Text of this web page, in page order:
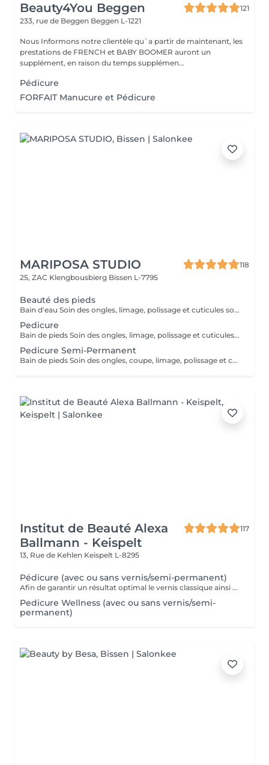
Beauty4You Beggen
121
233, rue de Beggen Beggen L-1221
Nous Informons notre clientèle qu`a partir de maintenant, les
prestations de FRENCH et BABY BOOMER auront un
supplément, en raison du temps supplémen...
Pédicure
FORFAIT Manucure et Pédicure
MARIPOSA STUDIO
118
25, ZAC Klengbousbierg Bissen L-7795
Beauté des pieds
Bain d'eau Soin des ongles, limage, polissage et cuticules soignées Élimination des peaux mortes (Sans Semi-Permanent)
Pedicure
Bain de pieds Soin des ongles, limage, polissage et cuticules soignées Élimination des peaux mortes Elimination des callosités et rugosités (Sans Semi-Permanent)
Pedicure Semi-Permanent
Bain de pieds Soin des ongles, coupe, limage, polissage et cuticules soignées Élimination des peaux mortes Finition semi-permanant
Institut de Beauté Alexa
Ballmann - Keispelt
117
13, Rue de Kehlen Keispelt L-8295
Pédicure (avec ou sans vernis/semi-permanent)
Afin de garantir un résultat optimal le vernis classique ainsi que le vernis semi-permanent sont proposés exclusivement en complément d'une pédicure et ne peuvent pas être réservés seuls.
Pedicure Wellness (avec ou sans vernis/semi-
permanent)